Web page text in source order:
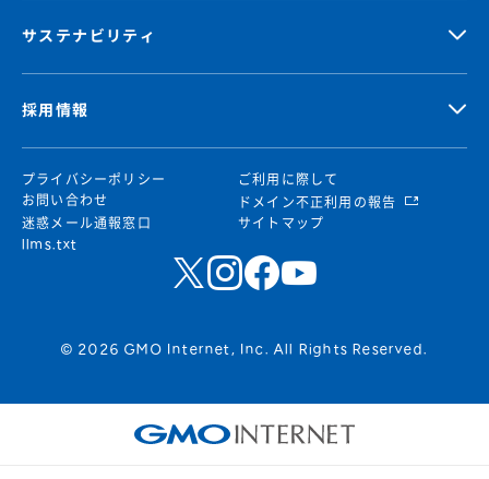
サステナビリティ
採用情報
プライバシーポリシー
ご利用に際して
お問い合わせ
ドメイン不正利用の報告
迷惑メール通報窓口
サイトマップ
llms.txt
© 2026 GMO Internet, Inc. All Rights Reserved.